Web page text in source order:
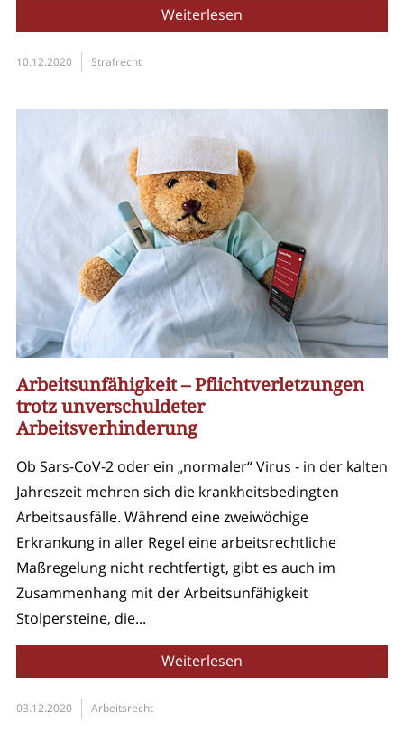
Weiterlesen
10.12.2020 Strafrecht
Arbeitsunfähigkeit – Pflichtverletzungen
trotz unverschuldeter
Arbeitsverhinderung
Ob Sars-CoV-2 oder ein „normaler“ Virus - in der kalten
Jahreszeit mehren sich die krankheitsbedingten
Arbeitsausfälle. Während eine zweiwöchige
Erkrankung in aller Regel eine arbeitsrechtliche
Maßregelung nicht rechtfertigt, gibt es auch im
Zusammenhang mit der Arbeitsunfähigkeit
Stolpersteine, die...
Weiterlesen
03.12.2020 Arbeitsrecht